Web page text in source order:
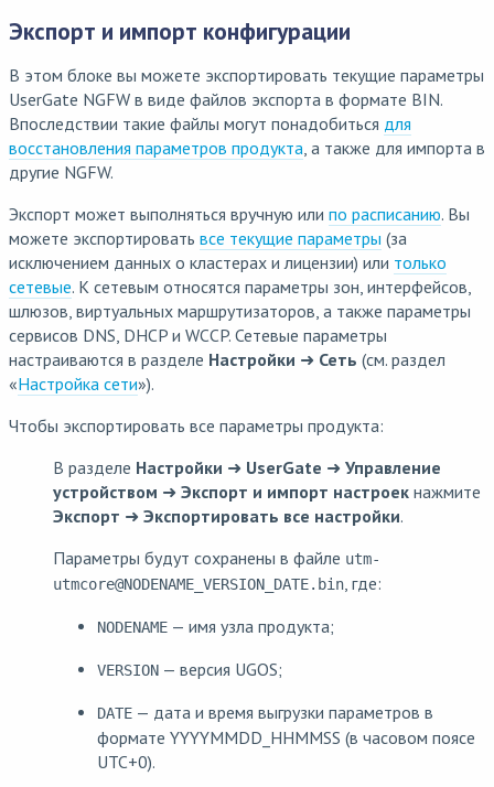
Экспорт и импорт конфигурации
В этом блоке вы можете экспортировать текущие параметры
UserGate NGFW в виде файлов экспорта в формате BIN.
Впоследствии такие файлы могут понадобиться для
восстановления параметров продукта, а также для импорта в
другие NGFW.
Экспорт может выполняться вручную или по расписанию. Вы
можете экспортировать все текущие параметры (за
исключением данных о кластерах и лицензии) или только
сетевые. К сетевым относятся параметры зон, интерфейсов,
шлюзов, виртуальных маршрутизаторов, а также параметры
сервисов DNS, DHCP и WCCP. Сетевые параметры
настраиваются в разделе Настройки ➜ Сеть (см. раздел
«Настройка сети»).
Чтобы экспортировать все параметры продукта:
В разделе Настройки ➜ UserGate ➜ Управление
устройством ➜ Экспорт и импорт настроек нажмите
Экспорт ➜ Экспортировать все настройки.
Параметры будут сохранены в файле utm-
utmcore@NODENAME VERSION_DATE.bin, где:
NODENAME — имя узла продукта;
VERSION — версия UGOS;
DATE — дата и время выгрузки параметров в
формате YYYYMMDD_HHMMSS (в часовом поясе
UTC+0).